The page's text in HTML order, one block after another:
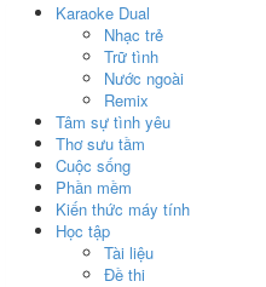
Karaoke Dual
Nhạc trẻ
Trữ tình
Nước ngoài
Remix
Tâm sự tình yêu
Thơ sưu tầm
Cuộc sống
Phần mềm
Kiến thức máy tính
Học tập
Tài liệu
Đề thi